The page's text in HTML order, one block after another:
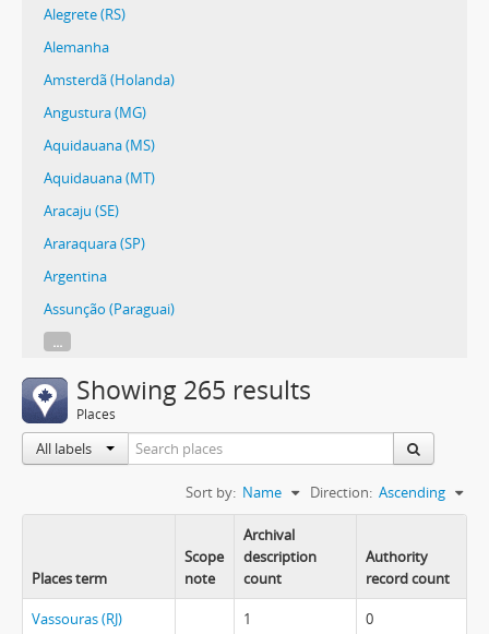
Alegrete (RS)
Alemanha
Amsterdã (Holanda)
Angustura (MG)
Aquidauana (MS)
Aquidauana (MT)
Aracaju (SE)
Araraquara (SP)
Argentina
Assunção (Paraguai)
...
Showing 265 results
Places
All labels
Sort by: Name Direction: Ascending
Places term
Scope
note
Archival
description
count
Authority
record count
Vassouras (RJ) 1 0